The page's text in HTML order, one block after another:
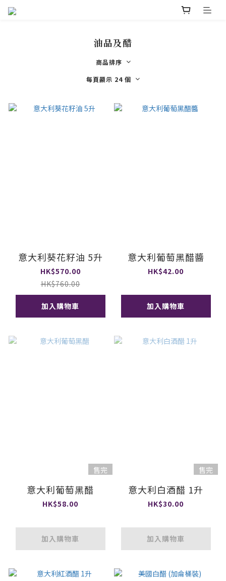
油品及醋
商品排序
每頁顯示 24 個
意大利葵花籽油 5升
HK$570.00
HK$760.00
加入購物車
意大利葡萄黑醋醬
HK$42.00
加入購物車
售完
意大利葡萄黑醋
HK$58.00
加入購物車
售完
意大利白酒醋 1升
HK$30.00
加入購物車